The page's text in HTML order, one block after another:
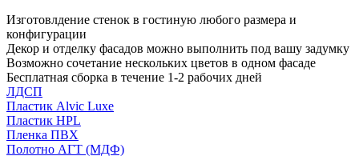
Изготовлдение стенок в гостиную любого размера и
конфигурации
Декор и отделку фасадов можно выполнить под вашу задумку
Возможно сочетание нескольких цветов в одном фасаде
Бесплатная сборка в течение 1-2 рабочих дней
ЛДСП
Пластик Alvic Luxe
Пластик HPL
Пленка ПВХ
Полотно АГТ (МДФ)